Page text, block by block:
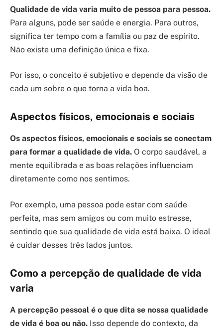
Qualidade de vida varia muito de pessoa para pessoa.
Para alguns, pode ser saúde e energia. Para outros,
significa ter tempo com a família ou paz de espírito.
Não existe uma definição única e fixa.
Por isso, o conceito é subjetivo e depende da visão de
cada um sobre o que torna a vida boa.
Aspectos físicos, emocionais e sociais
Os aspectos físicos, emocionais e sociais se conectam
para formar a qualidade de vida. O corpo saudável, a
mente equilibrada e as boas relações influenciam
diretamente como nos sentimos.
Por exemplo, uma pessoa pode estar com saúde
perfeita, mas sem amigos ou com muito estresse,
sentindo que sua qualidade de vida está baixa. O ideal
é cuidar desses três lados juntos.
Como a percepção de qualidade de vida
varia
A percepção pessoal é o que dita se nossa qualidade
de vida é boa ou não. Isso depende do contexto, da